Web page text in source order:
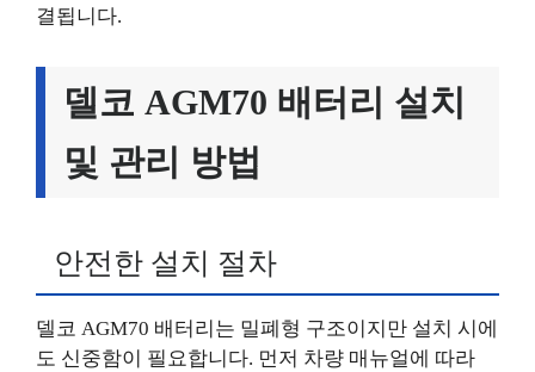
결됩니다.
델코 AGM70 배터리 설치
및 관리 방법
안전한 설치 절차
델코 AGM70 배터리는 밀폐형 구조이지만 설치 시에
도 신중함이 필요합니다. 먼저 차량 매뉴얼에 따라